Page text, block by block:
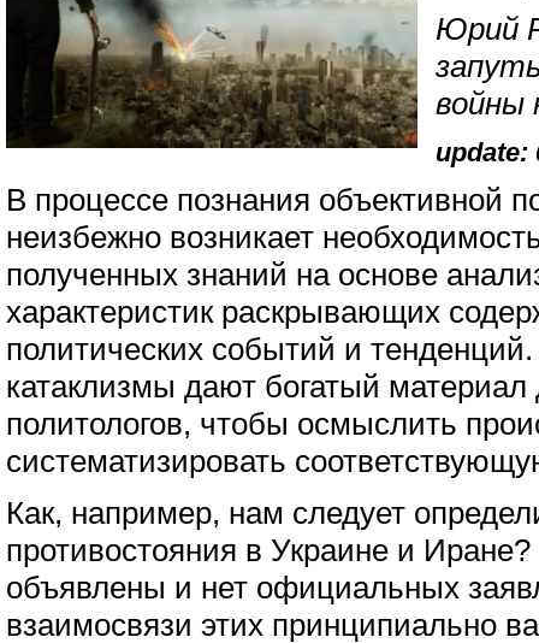
Юрий
войны
update:
В процессе познания объективной
неизбежно возникает
полученных знаний на основе
характеристик раскрывающих
политических событий и
катаклизмы дают богатый материал
политологов, чтобы осмыслить
систематизировать
Как, например, нам следует
противостояния в Украине и
объявлены и нет официальных
взаимосвязи этих принципиально